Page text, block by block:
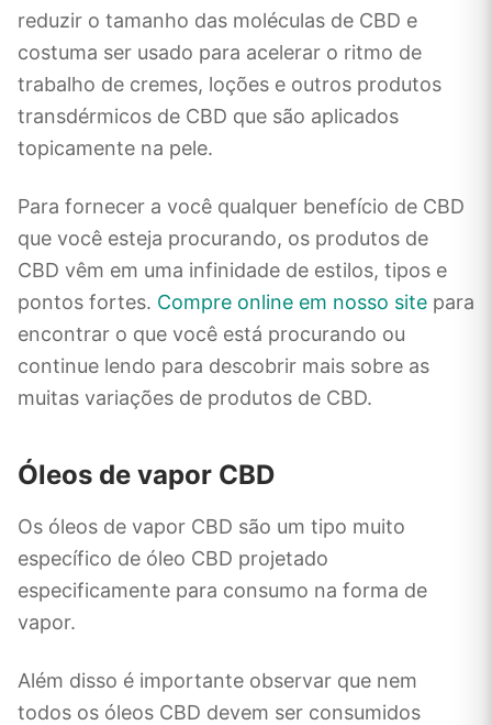
reduzir o tamanho das moléculas de CBD e
costuma ser usado para acelerar o ritmo de
trabalho de cremes, loções e outros produtos
transdérmicos de CBD que são aplicados
topicamente na pele.
Para fornecer a você qualquer benefício de CBD
que você esteja procurando, os produtos de
CBD vêm em uma infinidade de estilos, tipos e
pontos fortes. Compre online em nosso site para
encontrar o que você está procurando ou
continue lendo para descobrir mais sobre as
muitas variações de produtos de CBD.
Óleos de vapor CBD
Os óleos de vapor CBD são um tipo muito
específico de óleo CBD projetado
especificamente para consumo na forma de
vapor.
Além disso é importante observar que nem
todos os óleos CBD devem ser consumidos